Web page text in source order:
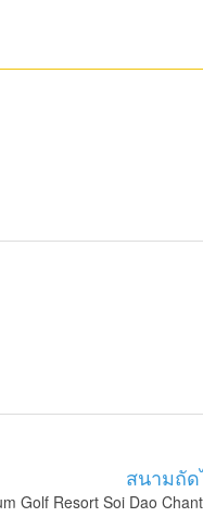
สนามถั
Golf Resort Soi Dao